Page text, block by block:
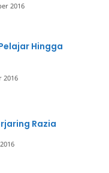
2016
Hingga
2016
Razia